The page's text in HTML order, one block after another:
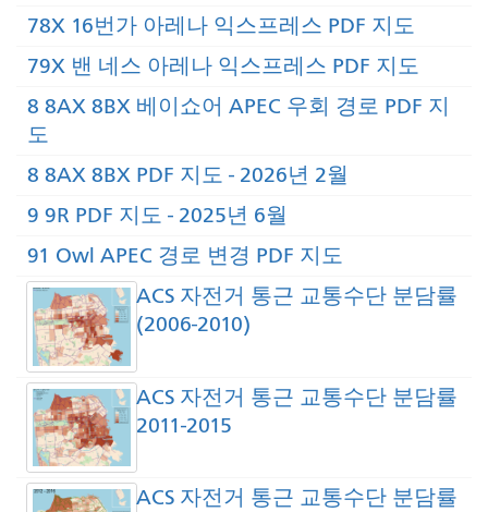
78X 16번가 아레나 익스프레스 PDF 지도
79X 밴 네스 아레나 익스프레스 PDF 지도
8 8AX 8BX 베이쇼어 APEC 우회 경로 PDF 지
도
8 8AX 8BX PDF 지도 - 2026년 2월
9 9R PDF 지도 - 2025년 6월
91 Owl APEC 경로 변경 PDF 지도
ACS 자전거 통근 교통수단 분담률
(2006-2010)
ACS 자전거 통근 교통수단 분담률
2011-2015
ACS 자전거 통근 교통수단 분담률